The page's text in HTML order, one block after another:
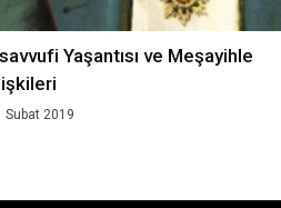
Yaşantısı ve Meşayihle
Subat 2019